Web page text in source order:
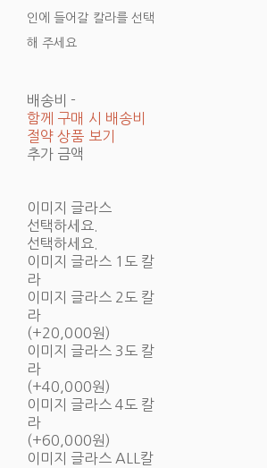
인에 들어갈 칼라를 선택
해 주세요
배송비 -
함께 구매 시 배송비
절약 상품 보기
추가 금액
이미지 글라스
선택하세요.
선택하세요.
이미지 글라스 1도 칼
라
이미지 글라스 2도 칼
라
(+20,000원)
이미지 글라스 3도 칼
라
(+40,000원)
이미지 글라스 4도 칼
라
(+60,000원)
이미지 글라스 ALL칼